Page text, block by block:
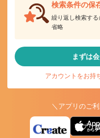
検索条件の保
繰り返し検索す
省略
まずは
アカウントをお持
＼アプリのご
アプリ